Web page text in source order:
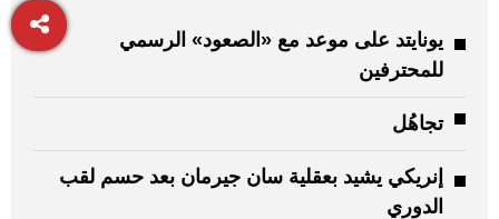
يونايتد على موعد مع «الصعود» الرسمي
للمحترفين
تجاهُل
إنريكي يشيد بعقلية سان جيرمان بعد حسم لقب
الدوري